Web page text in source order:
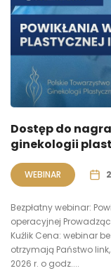
Dostęp do
ginekologii
WEBINAR
Bezpłatny webinar:
operacyjnej
Kuźlik Cena: webinar
otrzymają Państwo
2026 r. o godz....